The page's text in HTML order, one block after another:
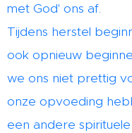
met God' ons af.
Tijdens herstel
ook opnieuw
we ons niet prettig
onze opvoeding
een andere